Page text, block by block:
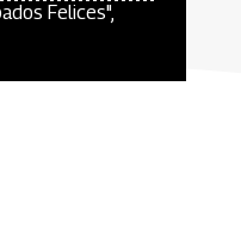
Felices",